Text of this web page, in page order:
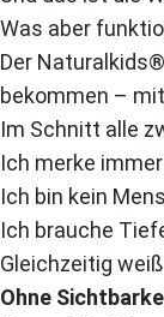
Was aber
Der
bekommen –
Im Schnitt alle
Ich merke
Ich bin kein
Ich brauche
Gleichzeitig
Ohne